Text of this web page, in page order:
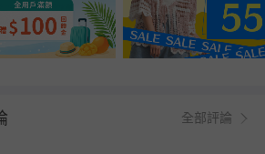
全部評論